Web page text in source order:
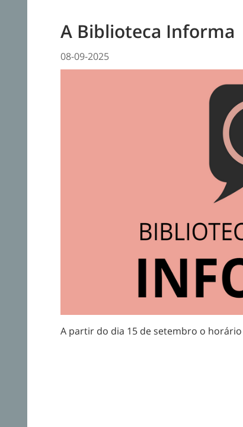
A Biblioteca Informa
08-09-2025
A partir do dia 15 de setembro o